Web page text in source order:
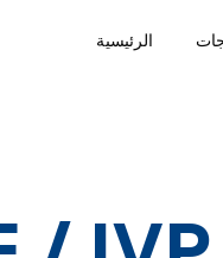
الرئيسية